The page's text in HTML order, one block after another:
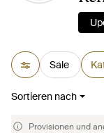
Sale
Sortieren nach
Provisionen und